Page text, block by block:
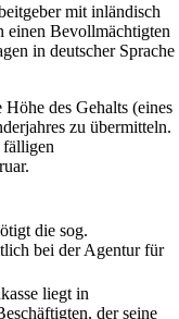
mit inländisch
einen Bevollmächtigten
in deutscher Sprache
des Gehalts (eines
zu übermitteln.
fälligen
die sog.
bei der Agentur für
liegt in
der seine